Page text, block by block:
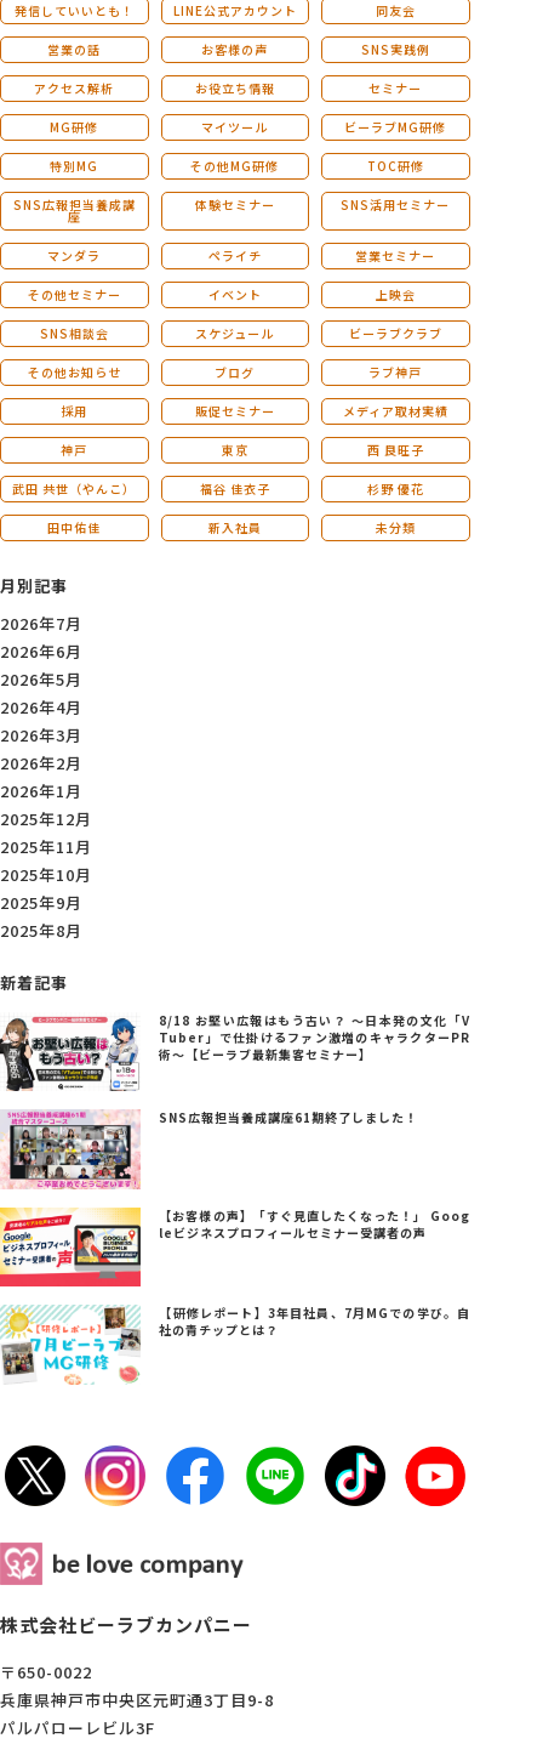
発信していいとも！ LINE公式アカウント 同友会
営業の話 お客様の声 SNS実践例
アクセス解析 お役立ち情報 セミナー
MG研修 マイツール ビーラブMG研修
特別MG その他MG研修 TOC研修
SNS広報担当養成講
座
体験セミナー SNS活用セミナー
マンダラ ペライチ 営業セミナー
その他セミナー イベント 上映会
SNS相談会 スケジュール ビーラブクラブ
その他お知らせ ブログ ラブ神戸
採用 販促セミナー メディア取材実績
神戸 東京 西 良旺子
武田 共世（やんこ） 福谷 佳衣子 杉野 優花
田中佑佳 新入社員 未分類
月別記事
2026年7月
2026年6月
2026年5月
2026年4月
2026年3月
2026年2月
2026年1月
2025年12月
2025年11月
2025年10月
2025年9月
2025年8月
新着記事
8/18 お堅い広報はもう古い？ ～日本発の文化「V
Tuber」で仕掛けるファン激増のキャラクターPR
術～【ビーラブ最新集客セミナー】
SNS広報担当養成講座61期終了しました！
【お客様の声】「すぐ見直したくなった！」 Goog
leビジネスプロフィールセミナー受講者の声
【研修レポート】3年目社員、7月MGでの学び。自
社の青チップとは？
株式会社ビーラブカンパニー
〒650-0022
兵庫県神戸市中央区元町通3丁目9-8
パルパローレビル3F